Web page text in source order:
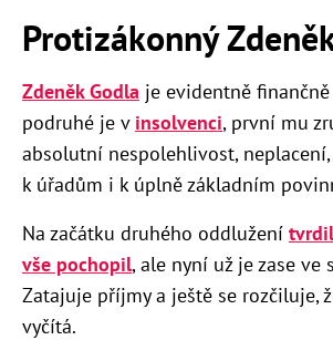
Protizákonný
Zdeněk Godla je evidentně
podruhé je v insolvenci, první mu
absolutní nespolehlivost,
k úřadům i k úplně základním
Na začátku druhého oddlužení
vše pochopil, ale nyní už je zase ve
Zatajuje příjmy a ještě se rozčiluje,
vyčítá.